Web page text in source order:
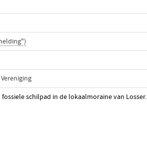
fossiele schilpad in de lokaalmoraine van Losser.